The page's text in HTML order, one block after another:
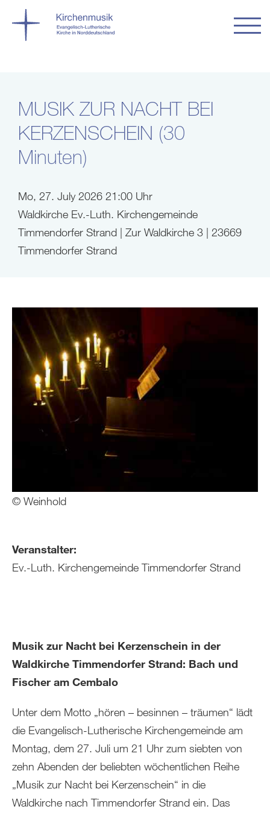
MUSIK ZUR NACHT BEI
KERZENSCHEIN (30
Minuten)
Mo, 27. July 2026 21:00 Uhr
Waldkirche Ev.-Luth. Kirchengemeinde
Timmendorfer Strand | Zur Waldkirche 3 | 23669
Timmendorfer Strand
© Weinhold
Veranstalter:
Ev.-Luth. Kirchengemeinde Timmendorfer Strand
Musik zur Nacht bei Kerzenschein in der
Waldkirche Timmendorfer Strand: Bach und
Fischer am Cembalo
Unter dem Motto „hören – besinnen – träumen“ lädt
die Evangelisch-Lutherische Kirchengemeinde am
Montag, dem 27. Juli um 21 Uhr zum siebten von
zehn Abenden der beliebten wöchentlichen Reihe
„Musik zur Nacht bei Kerzenschein“ in die
Waldkirche nach Timmendorfer Strand ein. Das